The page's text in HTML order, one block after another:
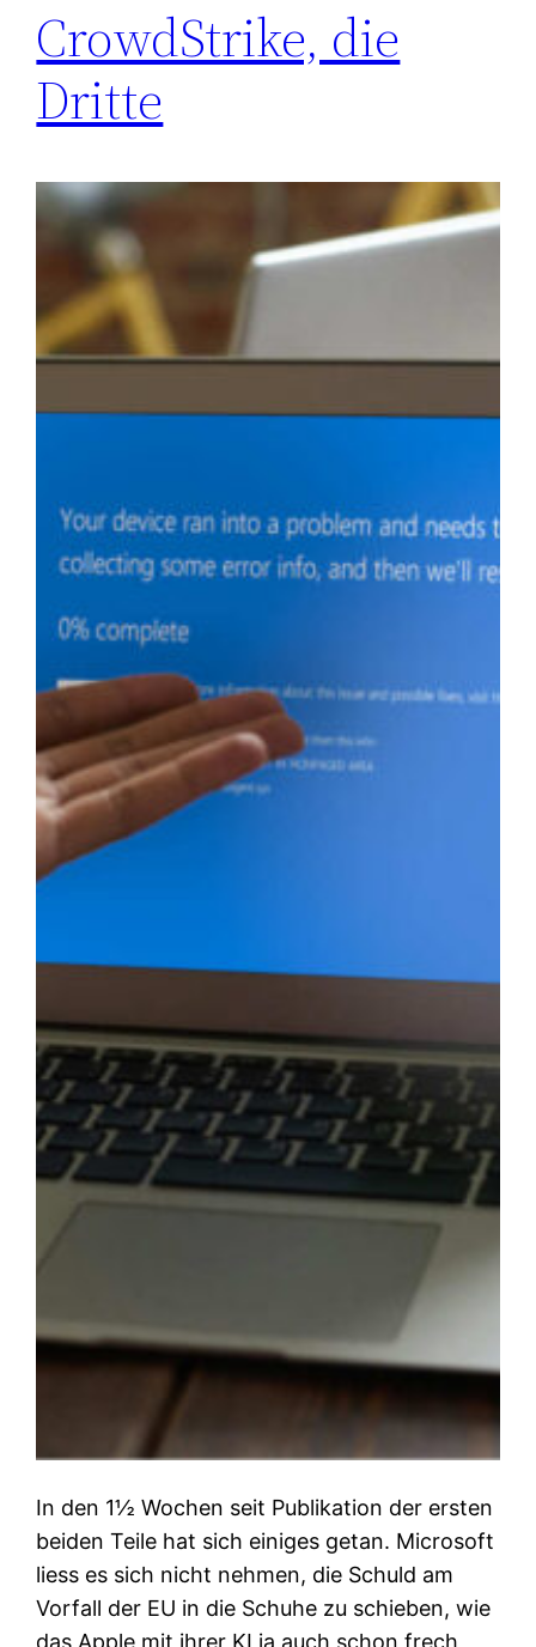
CrowdStrike, die
Dritte
In den 1½ Wochen seit Publikation der ersten
beiden Teile hat sich einiges getan. Microsoft
liess es sich nicht nehmen, die Schuld am
Vorfall der EU in die Schuhe zu schieben, wie